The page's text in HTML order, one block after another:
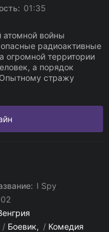
01:35
войны
радиоактивные
территории
а порядок
стражу
I Spy
/ Боевик / Комедия